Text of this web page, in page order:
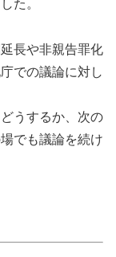
た。
長や非親告罪化
での議論に対し
うするか、次の
でも議論を続け